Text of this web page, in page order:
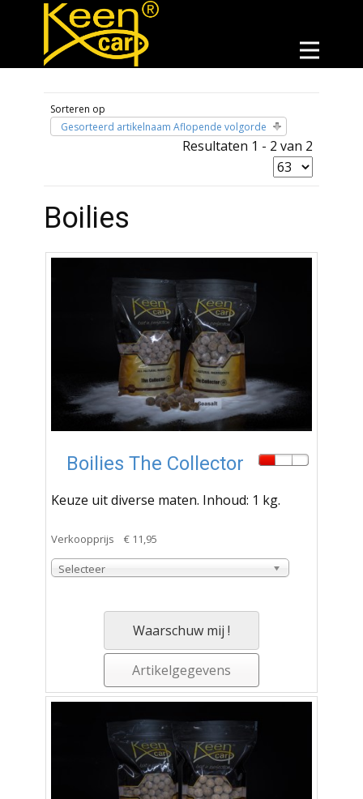
Sorteren op
Gesorteerd artikelnaam Aflopende volgorde
Resultaten 1 - 2 van 2
Boilies
Boilies The Collector
Keuze uit diverse maten. Inhoud: 1 kg.
Verkoopprijs € 11,95
Selecteer
Waarschuw mij !
Artikelgegevens